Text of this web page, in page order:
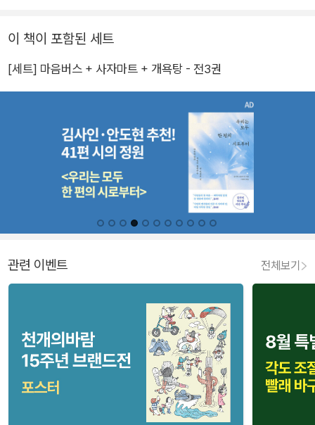
이 책이 포함된 세트
[세트] 마음버스 + 사자마트 + 개욕탕 - 전3권
관련 이벤트 전체보기